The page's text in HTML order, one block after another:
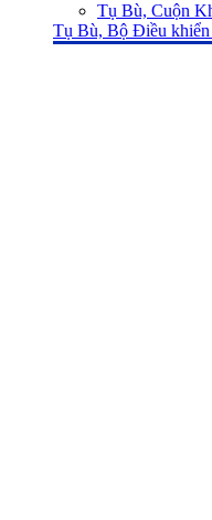
Tụ Bù, Cuộn
Tụ Bù, Bộ Điều